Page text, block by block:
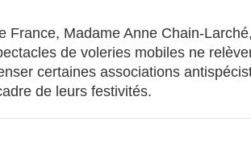
France, Madame Anne Chain-
de voleries mobiles ne
certaines associations
de leurs festivités.